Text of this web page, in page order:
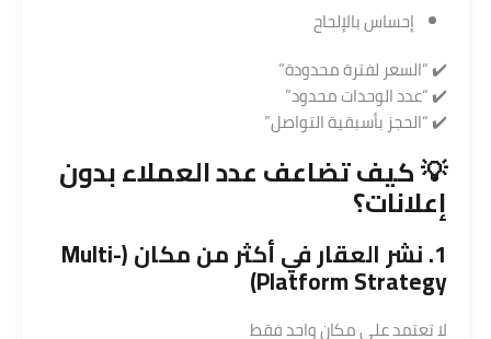
إحساس بالإلحاح
✔️ “السعر لفترة محدودة”
✔️ “عدد الوحدات محدود”
✔️ “الحجز بأسبقية التواصل”
💡 كيف تضاعف عدد العملاء بدون
إعلانات؟
1. نشر العقار في أكثر من مكان (Multi-
Platform Strategy)
لا تعتمد على مكان واحد فقط